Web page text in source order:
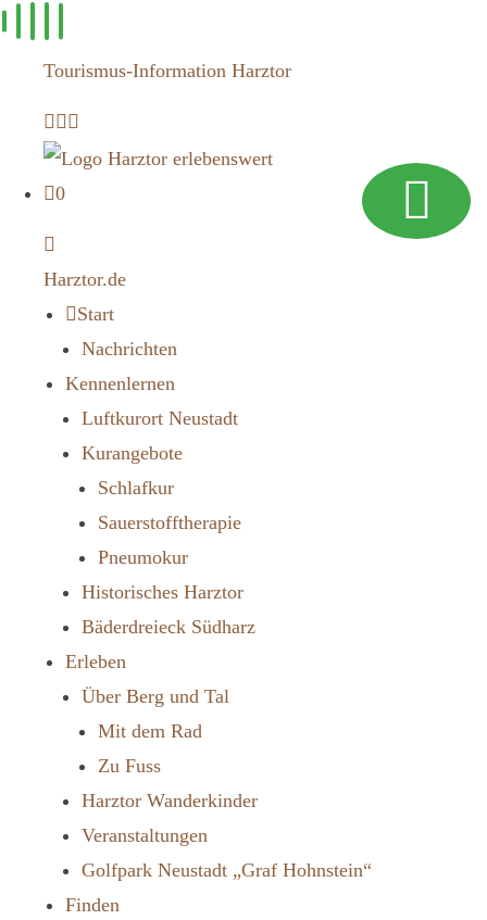
Zum
Tourismus-Information Harztor
0
Harztor.de
Start
Nachrichten
Kennenlernen
Luftkurort Neustadt
Kurangebote
Schlafkur
Sauerstofftherapie
Pneumokur
Historisches Harztor
Bäderdreieck Südharz
Erleben
Über Berg und Tal
Mit dem Rad
Zu Fuss
Harztor Wanderkinder
Veranstaltungen
Golfpark Neustadt „Graf Hohnstein“
Finden